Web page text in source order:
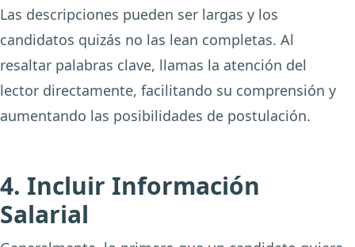
Las descripciones pueden ser largas y los
candidatos quizás no las lean completas. Al
resaltar palabras clave, llamas la atención del
lector directamente, facilitando su comprensión y
aumentando las posibilidades de postulación.
4. Incluir Información
Salarial